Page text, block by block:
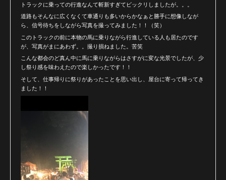
トラックに乗っての行進なんて斬新すぎてビックリしましたが。。。
道路もそんなに広くなくて車通りも多いからかなぁと勝手に想像しなが
ら、信号待ちをしながら写真を撮ってみました！！（笑）
このトラックの前に本物の馬に乗りながら行進している人も居たのです
が、写真がまにあわず。。撮り損ねました。苦笑
こんな都会のど真ん中に馬に乗りながらはさすがに変な光景でしたが、少
し祭り感を味わえたので楽しかったです！！
そして、仕事帰りに祭りがあったことを思い出し、屋台に寄って帰ってき
ました！！